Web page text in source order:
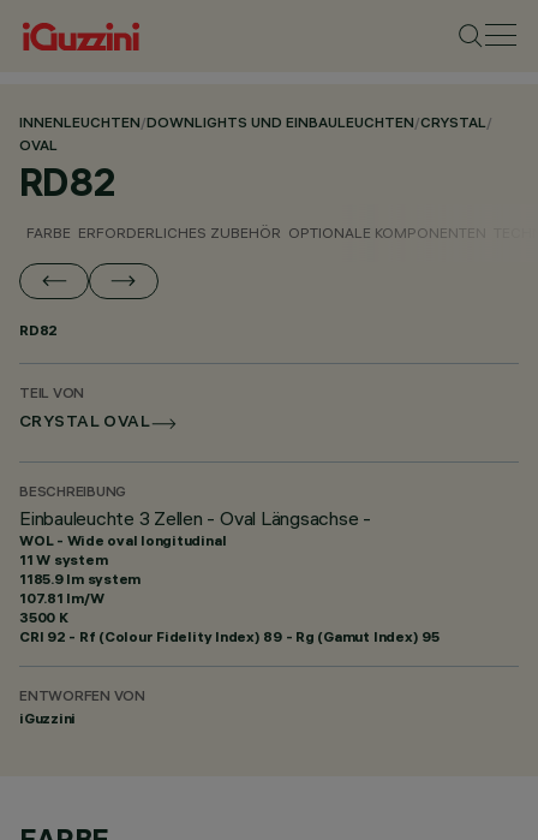
INNENLEUCHTEN/DOWNLIGHTS UND EINBAULEUCHTEN/CRYSTAL/
OVAL
RD82
FARBE ERFORDERLICHES ZUBEHÖR OPTIONALE KOMPONENTEN
RD82
TEIL VON
CRYSTAL OVAL
BESCHREIBUNG
Einbauleuchte 3 Zellen - Oval Längsachse -
WOL - Wide oval longitudinal
11 W system
1185.9 lm system
107.81 lm/W
3500 K
CRI 92 - Rf (Colour Fidelity Index) 89 - Rg (Gamut Index) 95
ENTWORFEN VON
iGuzzini